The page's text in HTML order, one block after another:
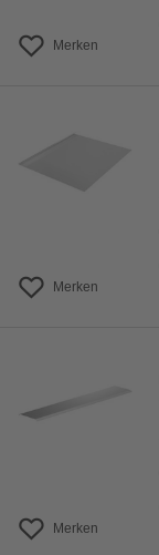
Merken
Merken
Merken